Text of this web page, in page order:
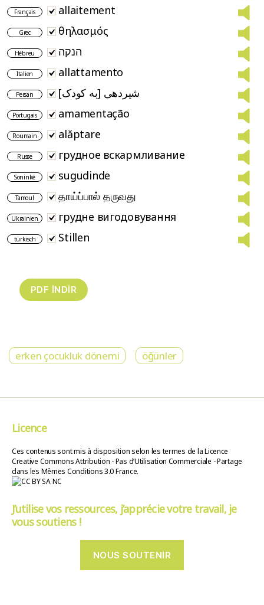
Français allaitement
Grec θηλασμός
Hébreu הנקה
Italien allattamento
Persan شیردهی [به کودک]
Portugais amamentação
Roumain alăptare
Russe грудное вскармливание
Soninké sugudinde
Tamoul தாய்ப்பால் தருவது
Ukrainien грудне вигодовування
türkisch Stillen
erken çocukluk dönemi öğünler
Licence
Ces contenus sont mis à disposition selon les termes de la Licence
Creative Commons Attribution - Pas d’Utilisation Commerciale - Partage
dans les Mêmes Conditions 3.0 France.
J’utilise vos ressources, j’apprécie votre travail, je
vous soutiens !
NOUS SOUTENIR